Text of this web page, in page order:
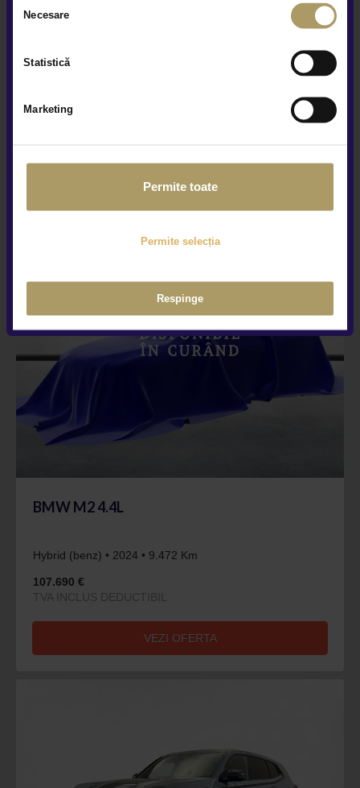
Necesare
Statistică
Marketing
Permite toate
Permite selecția
Respinge
MERCEDES BENZ GLS 450 D 4M
Hybrid (diesel) • 2024 • 10.125 Km
TVA INCLUS DEDUCTIBIL
BMW M2 4.4L
Hybrid (benz) • 2024 • 9.472 Km
107.690 €
TVA INCLUS DEDUCTIBIL
VEZI OFERTA